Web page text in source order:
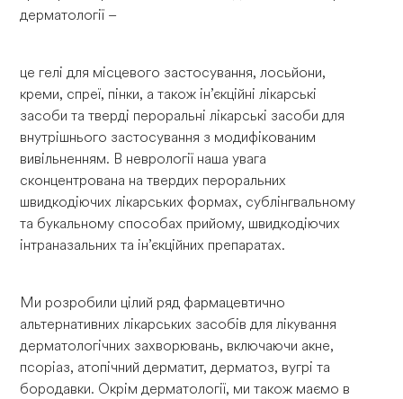
дерматології –
це гелі для місцевого застосування, лосьйони,
креми, спреї, пінки, а також ін’єкційні лікарські
засоби та тверді пероральні лікарські засоби для
внутрішнього застосування з модифікованим
вивільненням. В неврології наша увага
сконцентрована на твердих пероральних
швидкодіючих лікарських формах, сублінгвальному
та букальному способах прийому, швидкодіючих
інтраназальних та ін’єкційних препаратах.
Ми розробили цілий ряд фармацевтично
альтернативних лікарських засобів для лікування
дерматологічних захворювань, включаючи акне,
псоріаз, атопічний дерматит, дерматоз, вугрі та
бородавки. Окрім дерматології, ми також маємо в